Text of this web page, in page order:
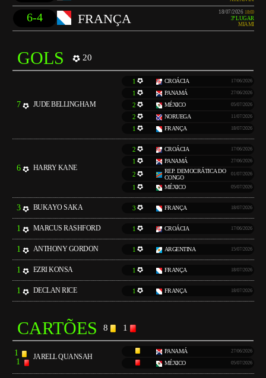
6-4 FRANÇA 18/07/2026 18:00
3º LUGAR
MIAMI
GOLS 20
7 JUDE BELLINGHAM
1 CROÁCIA 17/06/2026
1 PANAMÁ 27/06/2026
2 MÉXICO 05/07/2026
2 NORUEGA 11/07/2026
1 FRANÇA 18/07/2026
6 HARRY KANE
2 CROÁCIA 17/06/2026
1 PANAMÁ 27/06/2026
2
REP. DEMOCRÁTICA DO
CONGO
01/07/2026
1 MÉXICO 05/07/2026
3 BUKAYO SAKA 3 FRANÇA 18/07/2026
1 MARCUS RASHFORD 1 CROÁCIA 17/06/2026
1 ANTHONY GORDON 1 ARGENTINA 15/07/2026
1 EZRI KONSA 1 FRANÇA 18/07/2026
1 DECLAN RICE 1 FRANÇA 18/07/2026
CARTÕES 8 1
1
1
JARELL QUANSAH
PANAMÁ 27/06/2026
MÉXICO 05/07/2026